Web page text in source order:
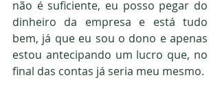
não é suficiente, eu posso pegar do
dinheiro da empresa e está tudo
bem, já que eu sou o dono e apenas
estou antecipando um lucro que, no
final das contas já seria meu mesmo.